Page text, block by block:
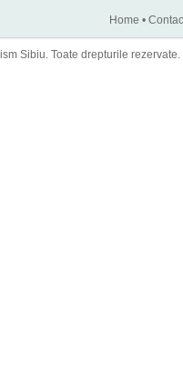
Home •
Sibiu. Toate drepturile rezervate.